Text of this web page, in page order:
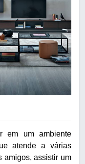
em um ambiente
atende a várias
amigos, assistir um